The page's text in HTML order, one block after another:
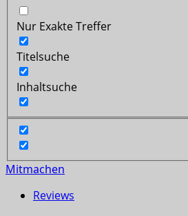
Nur Exakte Treffer
Titelsuche
Inhaltsuche
Mitmachen
Reviews